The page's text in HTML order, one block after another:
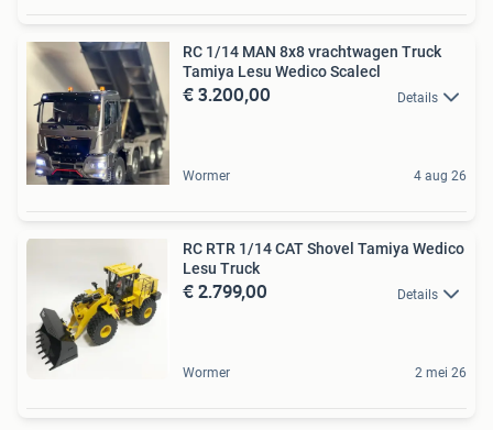
RC 1/14 MAN 8x8 vrachtwagen Truck
Tamiya Lesu Wedico Scalecl
€ 3.200,00 Details
Wormer 4 aug 26
RC RTR 1/14 CAT Shovel Tamiya Wedico
Lesu Truck
€ 2.799,00 Details
Wormer 2 mei 26